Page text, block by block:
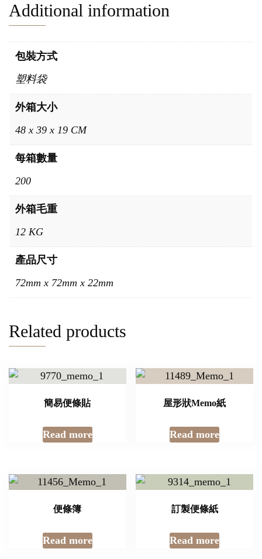
Additional information
包裝方式
塑料袋
外箱大小
48 x 39 x 19 CM
每箱數量
200
外箱毛重
12 KG
產品尺寸
72mm x 72mm x 22mm
Related products
簡易便條貼
Read more
屋形狀Memo紙
Read more
便條簿
Read more
訂製便條紙
Read more